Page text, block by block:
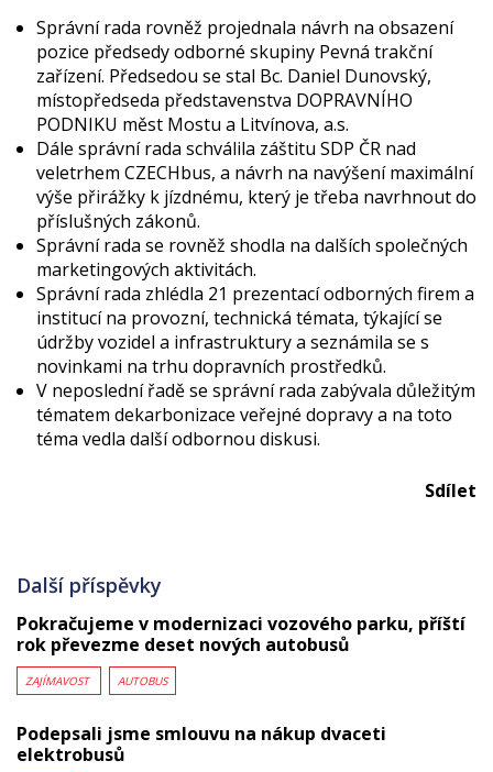
Správní rada rovněž projednala návrh na obsazení
pozice předsedy odborné skupiny Pevná trakční
zařízení. Předsedou se stal Bc. Daniel Dunovský,
místopředseda představenstva DOPRAVNÍHO
PODNIKU měst Mostu a Litvínova, a.s.
Dále správní rada schválila záštitu SDP ČR nad
veletrhem CZECHbus, a návrh na navýšení maximální
výše přirážky k jízdnému, který je třeba navrhnout do
příslušných zákonů.
Správní rada se rovněž shodla na dalších společných
marketingových aktivitách.
Správní rada zhlédla 21 prezentací odborných firem a
institucí na provozní, technická témata, týkající se
údržby vozidel a infrastruktury a seznámila se s
novinkami na trhu dopravních prostředků.
V neposlední řadě se správní rada zabývala důležitým
tématem dekarbonizace veřejné dopravy a na toto
téma vedla další odbornou diskusi.
Sdílet
Další příspěvky
Pokračujeme v modernizaci vozového parku, příští
rok převezme deset nových autobusů
ZAJÍMAVOST AUTOBUS
Podepsali jsme smlouvu na nákup dvaceti
elektrobusů